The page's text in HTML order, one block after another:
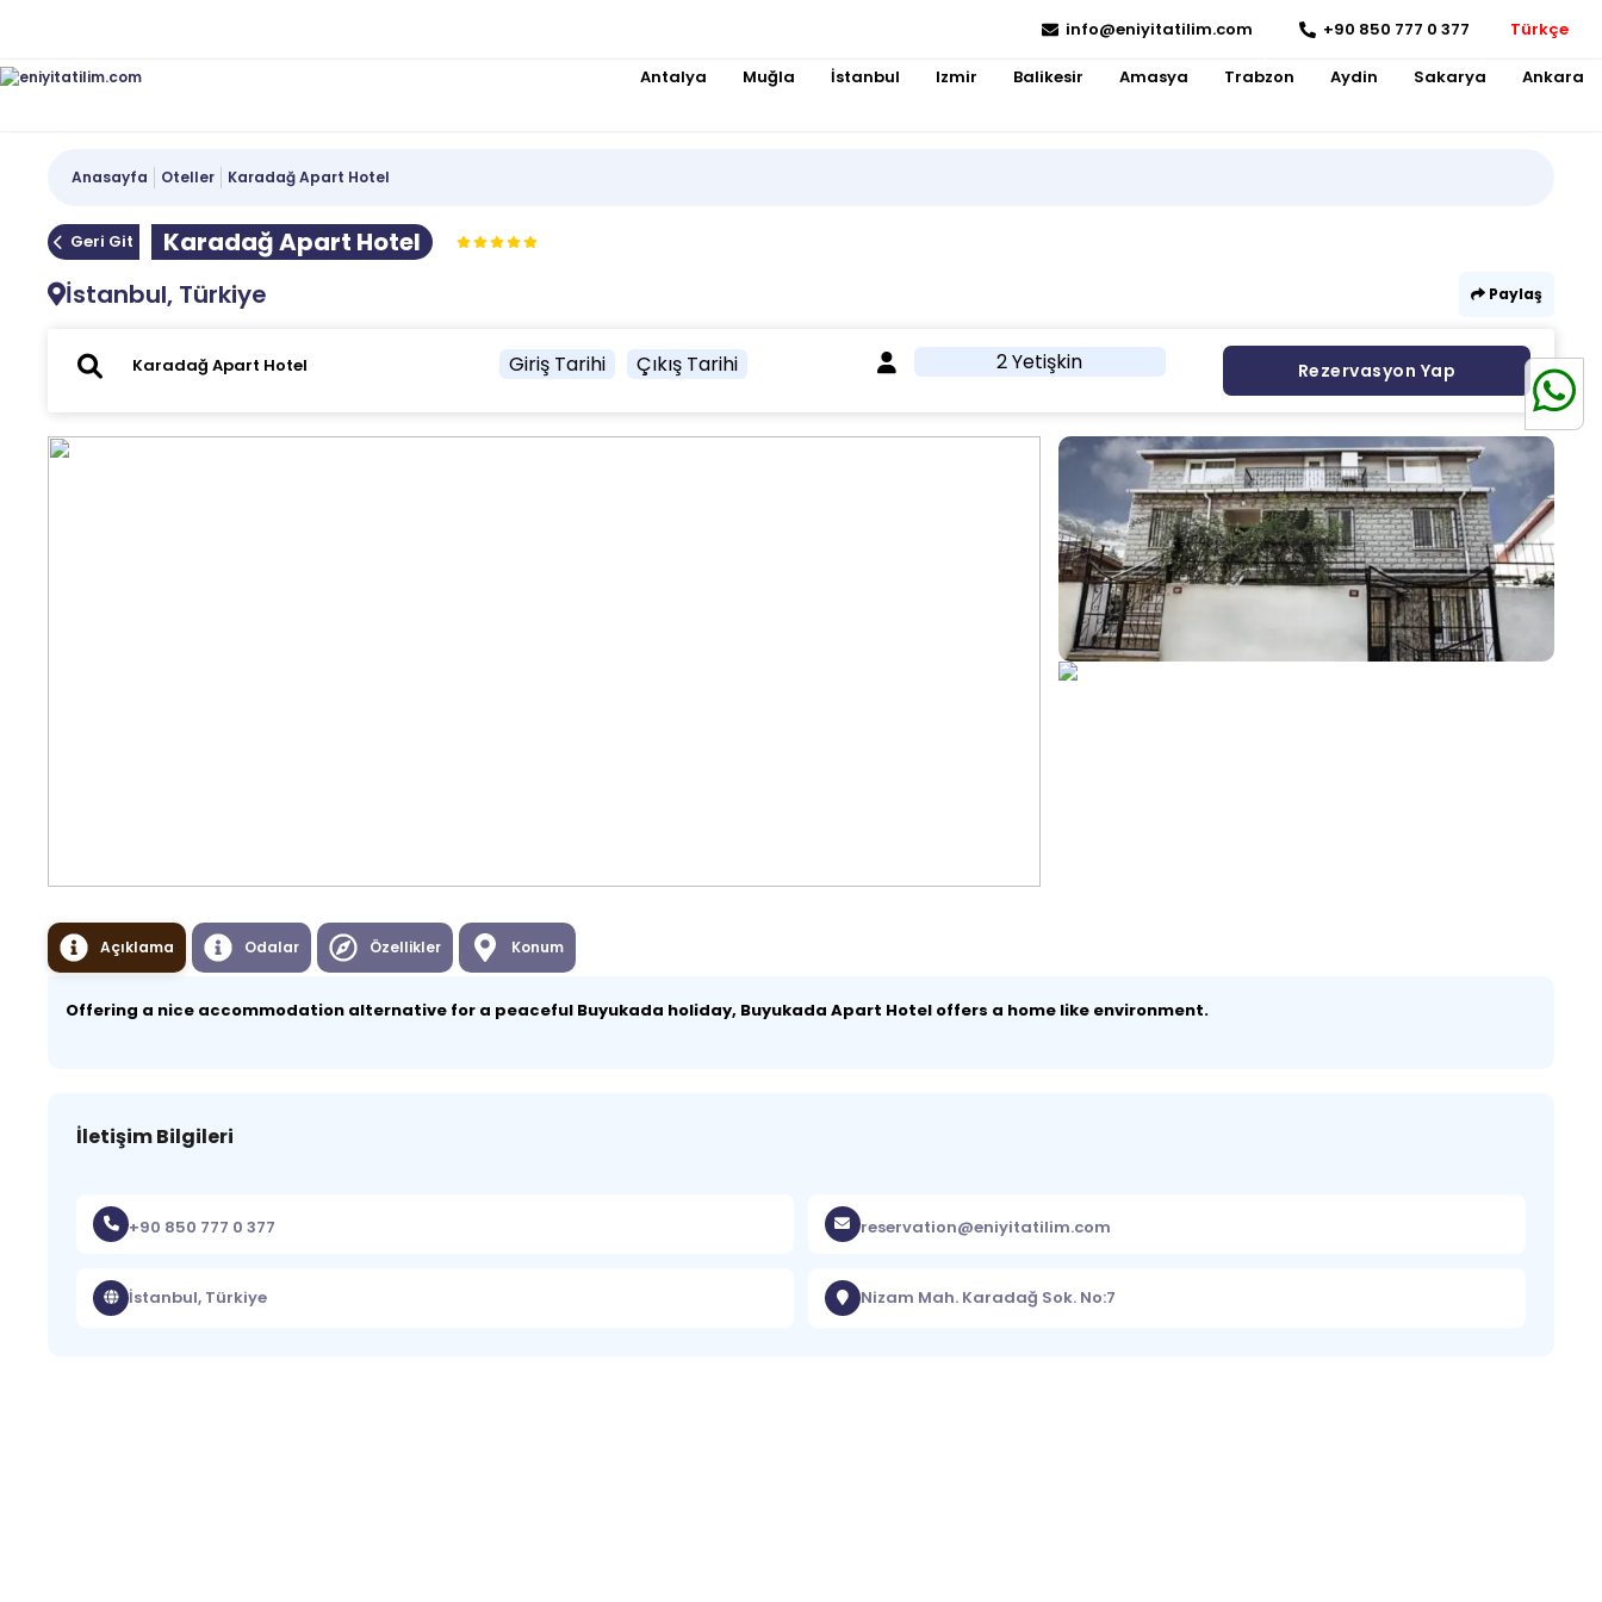
info@eniyitatilim.com +90 850 777 0 377 Türkçe
Antalya Muğla İstanbul Izmir Balikesir Amasya Trabzon Aydin Sakarya Ankara
Anasayfa Oteller Karadağ Apart Hotel
Geri Git
Karadağ Apart Hotel
İstanbul, Türkiye
Paylaş
Giriş Tarihi Çıkış Tarihi 2 Yetişkin Rezervasyon Yap
Açıklama Odalar Özellikler Konum
Offering a nice accommodation alternative for a peaceful Buyukada holiday, Buyukada Apart Hotel offers a home like environment.
İletişim Bilgileri
+90 850 777 0 377 reservation@eniyitatilim.com
İstanbul, Türkiye Nizam Mah. Karadağ Sok. No:7